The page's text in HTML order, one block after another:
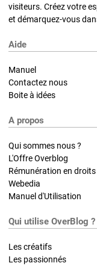
visiteurs. Créez votre
et démarquez-vous
Aide
Manuel
Contactez nous
Boite à idées
A propos
Qui sommes nous ?
L'Offre Overblog
Rémunération en
Webedia
Manuel d'Utilisation
Qui utilise OverBlog ?
Les créatifs
Les passionnés